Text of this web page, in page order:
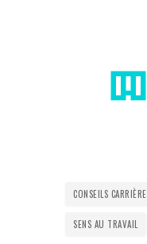
CONSEILS CARRIÈRE
SENS AU TRAVAIL